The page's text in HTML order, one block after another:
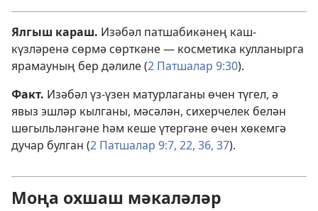
Ялгыш караш. Изәбәл патшабикәнең каш-
күзләренә сөрмә сөрткәне — косметика кулланырга
ярамауның бер дәлиле (2 Патшалар 9:30).
Факт. Изәбәл үз-үзен матурлаганы өчен түгел, ә
явыз эшләр кылганы, мәсәлән, сихерчелек белән
шөгыльләнгәне һәм кеше үтергәне өчен хөкемгә
дучар булган (2 Патшалар 9:7, 22, 36, 37).
Моңа охшаш мәкаләләр